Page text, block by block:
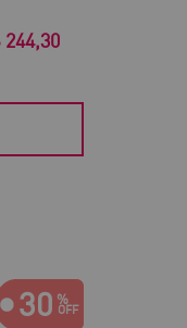
244,30
30